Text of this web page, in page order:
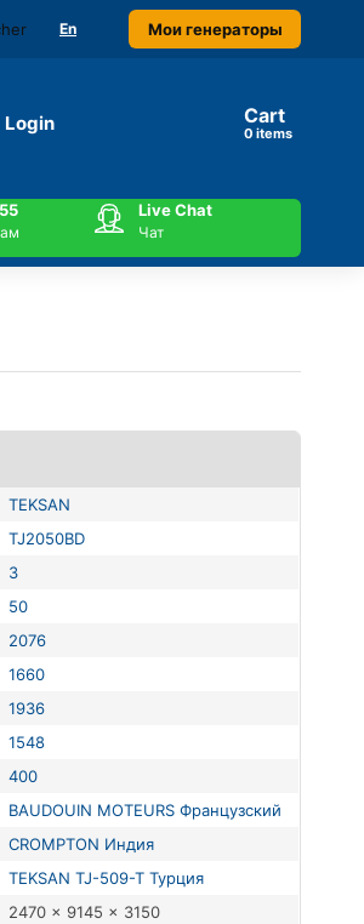
En Мои генераторы
Login Cart
items
Live Chat
Чат
TEKSAN
TJ2050BD
3
50
2076
1660
1936
1548
400
BAUDOUIN MOTEURS Французский
CROMPTON Индия
TEKSAN TJ-509-T Турция
2470 x 9145 x 3150